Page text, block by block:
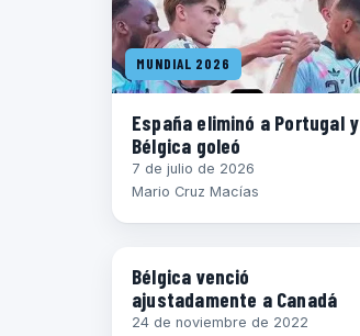
MUNDIAL 2026
España eliminó a Portugal y
Bélgica goleó
7 de julio de 2026
Mario Cruz Macías
Bélgica venció
ajustadamente a Canadá
24 de noviembre de 2022